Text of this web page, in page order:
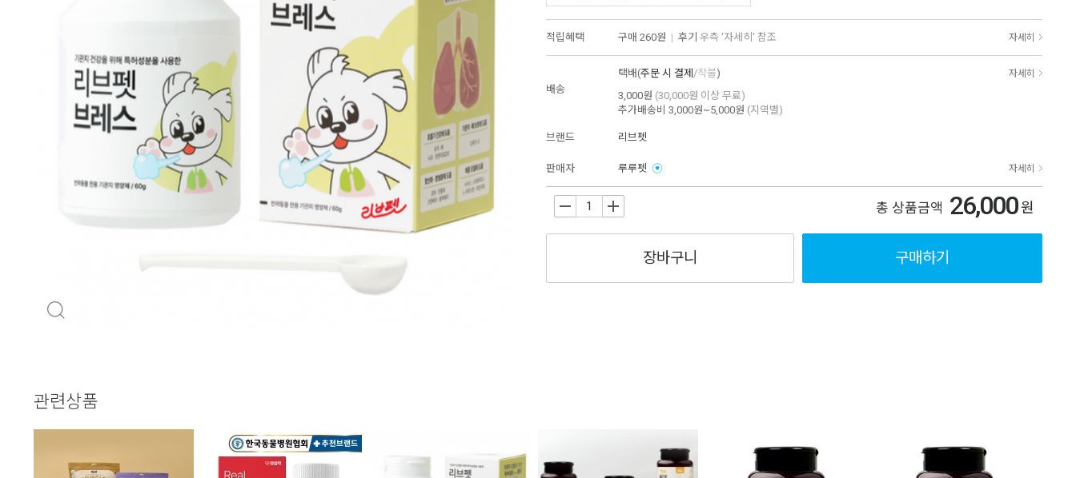
적립혜택 구매 260원 | 후기 우측 '자세히' 참조 자세히
배송
택배(주문 시 결제 /착불) 자세히
3,000원 (30,000원 이상 무료)
추가배송비 3,000원~5,000원 (지역별)
브랜드 리브펫
판매자 루루펫 자세히
+ 총 상품금액 26,000원
장바구니 구매하기
관련상품